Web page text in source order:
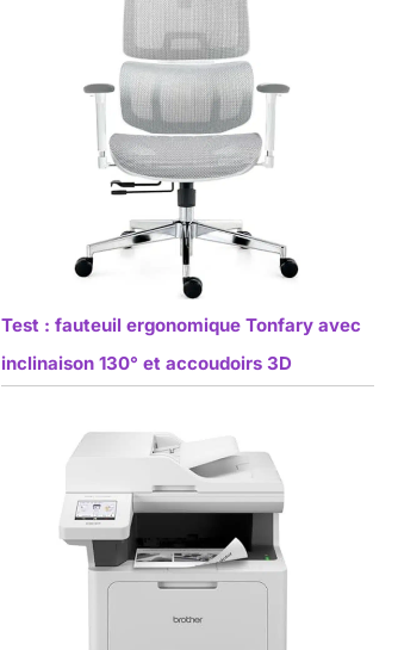
Test : fauteuil ergonomique Tonfary avec
inclinaison 130° et accoudoirs 3D